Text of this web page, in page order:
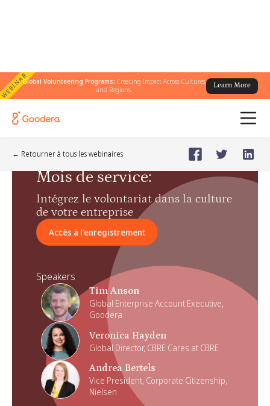
WEBINARGlobal Volunteering Programs: Creating Impact Across Cultures
and Regions
Learn More
← Retourner à tous les webinaires
🗓️Jun 26, 2024
Mois de service:
Intégrez le volontariat dans la culture
de votre entreprise
Accès à l'enregistrement
Speakers
Tim Anson
Global Enterprise Account Executive,
Goodera
Veronica Hayden
Global Director, CBRE Cares at CBRE
Andrea Bertels
Vice President, Corporate Citizenship,
Nielsen